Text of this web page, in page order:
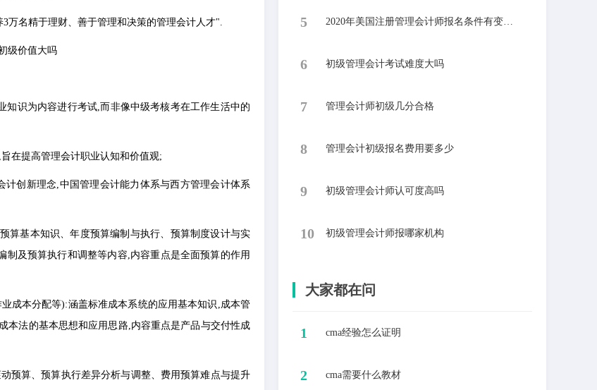
万名精于理财、善于管理和决策的管理会计人才".
识为内容进行考试,而非像中级考核考在工作生活中的
在提高管理会计职业认知和价值观;
创新理念,中国管理会计能力体系与西方管理会计体系
算基本知识、年度预算编制与执行、预算制度设计与实
及预算执行和调整等内容,内容重点是全面预算的作用
成本分配等):涵盖标准成本系统的应用基本知识,成本管
本法的基本思想和应用思路,内容重点是产品与交付性成
预算、预算执行差异分析与调整、费用预算难点与提升
5 2020年美国注册管理会计师报名条件有变化吗?
6 ​初级管理会计考试难度大吗
7 ​管理会计师初级几分合格
8 管理会计初级报名费用要多少
9 初级管理会计师认可度高吗
10 ​初级管理会计师报哪家机构
大家都在问
1 cma经验怎么证明
2 cma需要什么教材